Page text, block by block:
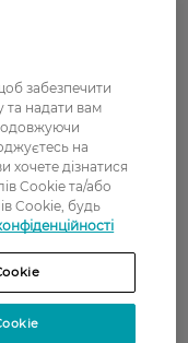
забезпечити
та надати вам
на
хочете дізнатися
Cookie та/або
Cookie, будь